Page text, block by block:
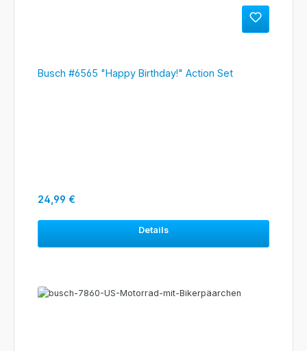
Busch #6565 "Happy Birthday!" Action Set
Regulärer Preis:
24,99 €
Details